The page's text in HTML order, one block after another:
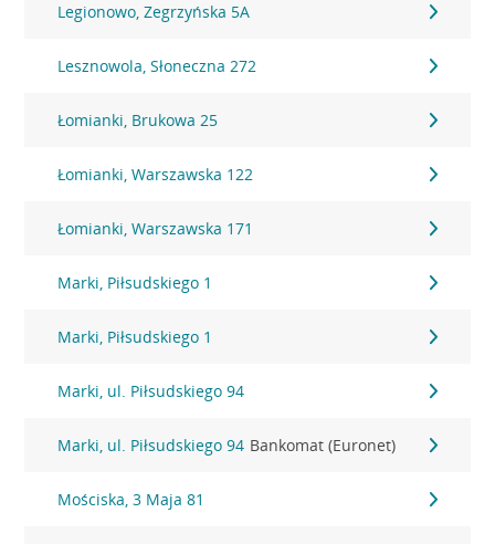
Legionowo, Zegrzyńska 5A
Lesznowola, Słoneczna 272
Łomianki, Brukowa 25
Łomianki, Warszawska 122
Łomianki, Warszawska 171
Marki, Piłsudskiego 1
Marki, Piłsudskiego 1
Marki, ul. Piłsudskiego 94
Marki, ul. Piłsudskiego 94 Bankomat (Euronet)
Mościska, 3 Maja 81